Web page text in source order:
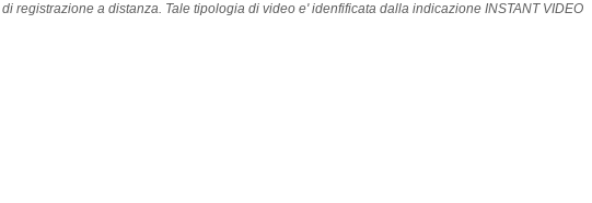
registrazione a distanza. Tale tipologia di video e' idenfificata dalla indicazione INSTANT VIDEO